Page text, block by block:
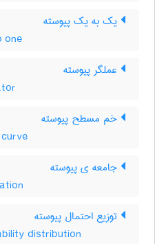
یک به یک پیوسته
one
عملگر پیوسته
خم مسطح پیوسته
جامعه ی پیوسته
توزیع احتمال پیوسته
distribution